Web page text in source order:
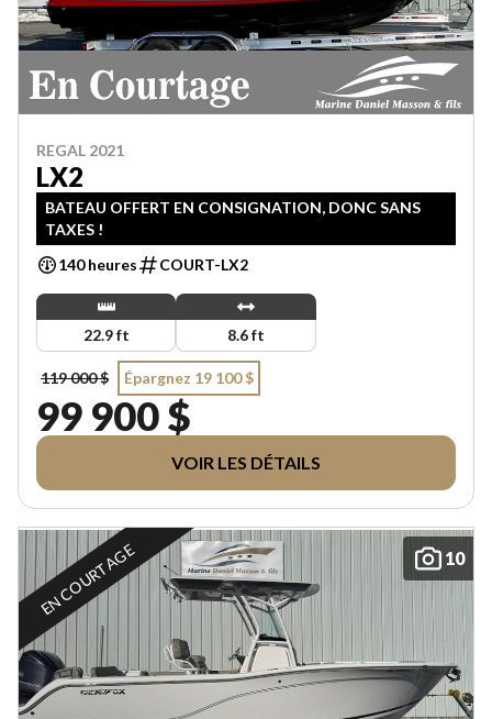
REGAL 2021
LX2
BATEAU OFFERT EN CONSIGNATION, DONC SANS
TAXES !
140 heures
COURT-LX2
22.9 ft 8.6 ft
119 000 $ Épargnez 19 100 $
99 900 $
VOIR LES DÉTAILS
10
EN COURTAGE